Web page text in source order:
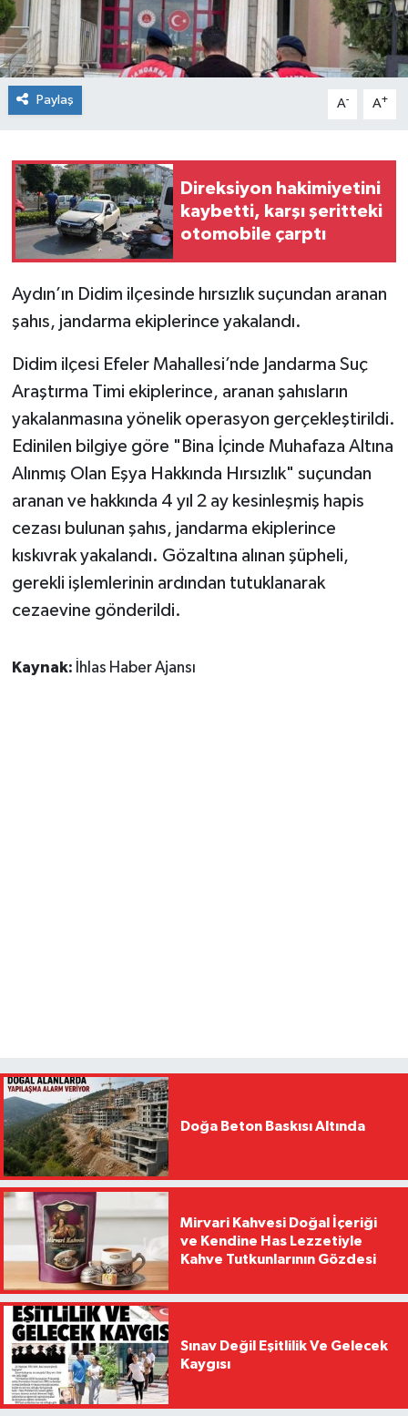
Paylaş A- A+
Direksiyon hakimiyetini
kaybetti, karşı şeritteki
otomobile çarptı
Aydın’ın Didim ilçesinde hırsızlık suçundan aranan
şahıs, jandarma ekiplerince yakalandı.
Didim ilçesi Efeler Mahallesi’nde Jandarma Suç
Araştırma Timi ekiplerince, aranan şahısların
yakalanmasına yönelik operasyon gerçekleştirildi.
Edinilen bilgiye göre "Bina İçinde Muhafaza Altına
Alınmış Olan Eşya Hakkında Hırsızlık" suçundan
aranan ve hakkında 4 yıl 2 ay kesinleşmiş hapis
cezası bulunan şahıs, jandarma ekiplerince
kıskıvrak yakalandı. Gözaltına alınan şüpheli,
gerekli işlemlerinin ardından tutuklanarak
cezaevine gönderildi.
Kaynak: İhlas Haber Ajansı
Doğa Beton Baskısı Altında
Mirvari Kahvesi Doğal İçeriği
ve Kendine Has Lezzetiyle
Kahve Tutkunlarının Gözdesi
Sınav Değil Eşitlilik Ve Gelecek
Kaygısı